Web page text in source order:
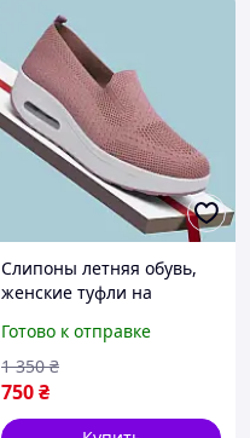
Слипоны летняя обувь,
женские туфли на
мокасины размер 39
розовые Код 68-1024
Готово к отправке
750₴
1 350 ₴